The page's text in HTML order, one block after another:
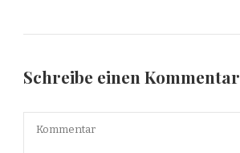
Schreibe einen Kommentar